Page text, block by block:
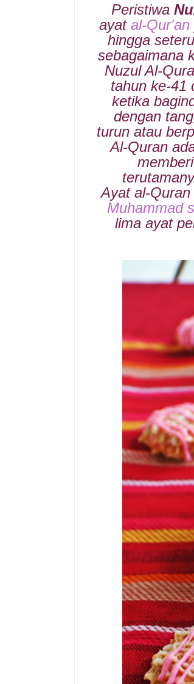
Peristiwa
ayatal-Qur'an
hingga
sebagaimana
Nuzul Al-
tahun ke-41
ketika
dengan
turun atau
Al-Quran
Ayat al-
Muhammad
lima ayat